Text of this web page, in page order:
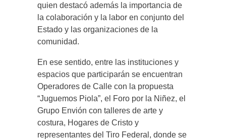
quien destacó además la importancia de
la colaboración y la labor en conjunto del
Estado y las organizaciones de la
comunidad.
En ese sentido, entre las instituciones y
espacios que participarán se encuentran
Operadores de Calle con la propuesta
“Juguemos Piola”, el Foro por la Niñez, el
Grupo Envión con talleres de arte y
costura, Hogares de Cristo y
representantes del Tiro Federal, donde se